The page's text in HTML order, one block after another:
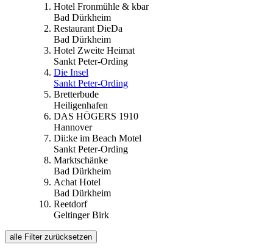
Hotel Fronmühle & kbar
Bad Dürkheim
Restaurant DieDa
Bad Dürkheim
Hotel Zweite Heimat
Sankt Peter-Ording
Die Insel
Sankt Peter-Ording
Bretterbude
Heiligenhafen
DAS HÖGERS 1910
Hannover
Dii:ke im Beach Motel
Sankt Peter-Ording
Marktschänke
Bad Dürkheim
Achat Hotel
Bad Dürkheim
Reetdorf
Geltinger Birk
alle Filter zurücksetzen